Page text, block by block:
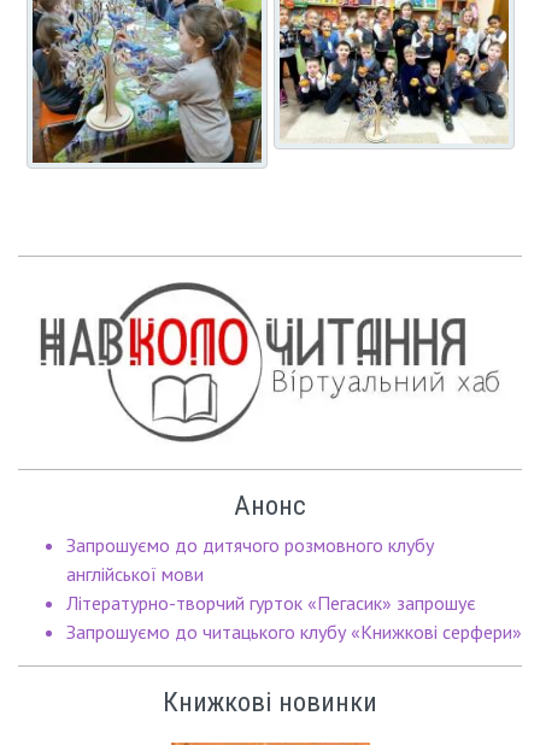
Анонс
Запрошуємо до дитячого розмовного клубу
англійської мови
Літературно-творчий гурток «Пегасик» запрошує
Запрошуємо до читацького клубу «Книжкові серфери»
Книжкові новинки